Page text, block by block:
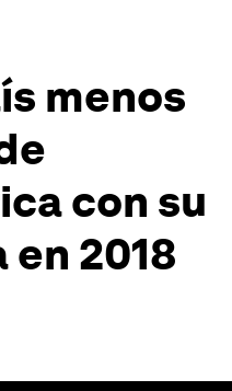
menos
con su
2018